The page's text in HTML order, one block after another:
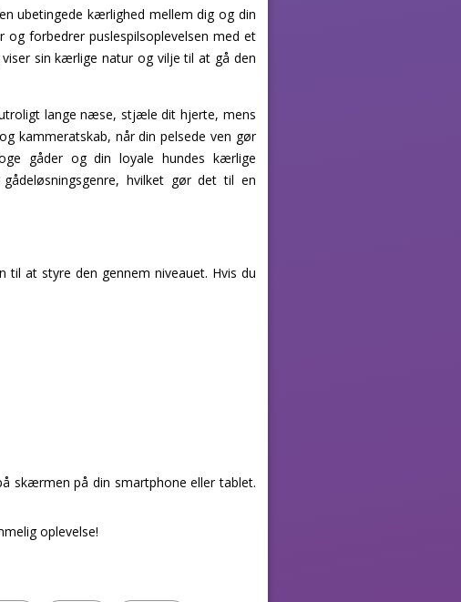
ubetingede kærlighed mellem dig og din
forbedrer puslespilsoplevelsen med et
sin kærlige natur og vilje til at gå den
lange næse, stjæle dit hjerte, mens
kammeratskab, når din pelsede ven gør
gåder og din loyale hundes kærlige
hvilket gør det til en
at styre den gennem niveauet. Hvis du
skærmen på din smartphone eller tablet.
oplevelse!